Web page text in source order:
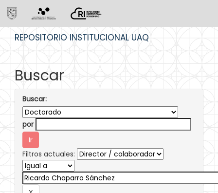
REPOSITORIO INSTITUCIONAL UAQ
Buscar
Buscar:
por
Filtros actuales: